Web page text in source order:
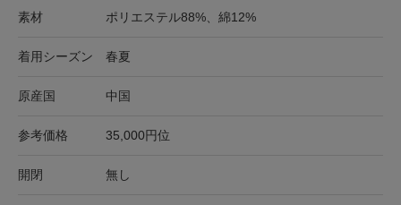
素材 ポリエステル88%、綿12%
着用シーズン 春夏
原産国 中国
参考価格 35,000円位
開閉 無し